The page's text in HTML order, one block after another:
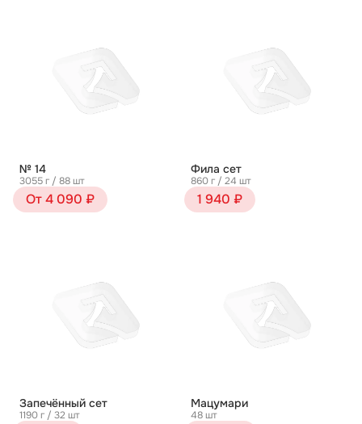
№ 14
3055 г / 88 шт
От 4 090 ₽
Фила сет
860 г / 24 шт
1 940 ₽
Запечённый сет
1190 г / 32 шт
Мацумари
48 шт